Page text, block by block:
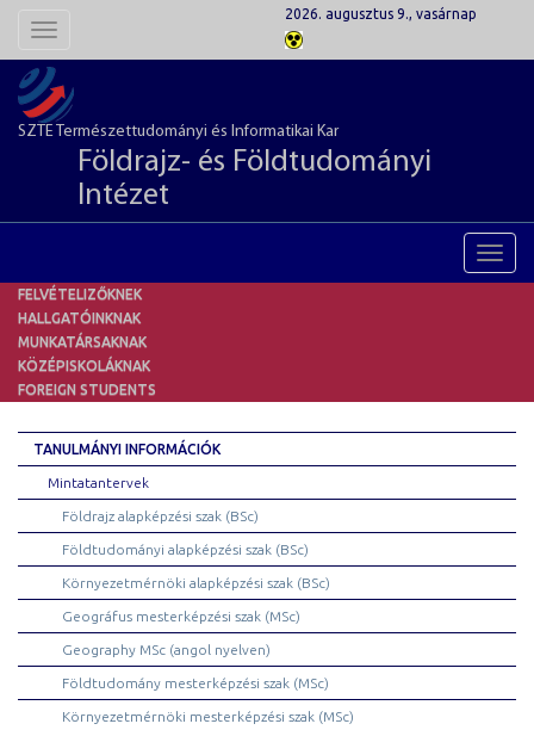
Toggle
2026. augusztus 9., vasárnap
SZTE Természettudományi és Informatikai Kar
Földrajz- és Földtudományi
Intézet
FELVÉTELIZŐKNEK
HALLGATÓINKNAK
MUNKATÁRSAKNAK
KÖZÉPISKOLÁKNAK
FOREIGN STUDENTS
TANULMÁNYI INFORMÁCIÓK
Mintatantervek
Földrajz alapképzési szak (BSc)
Földtudományi alapképzési szak (BSc)
Környezetmérnöki alapképzési szak (BSc)
Geográfus mesterképzési szak (MSc)
Geography MSc (angol nyelven)
Földtudomány mesterképzési szak (MSc)
Környezetmérnöki mesterképzési szak (MSc)